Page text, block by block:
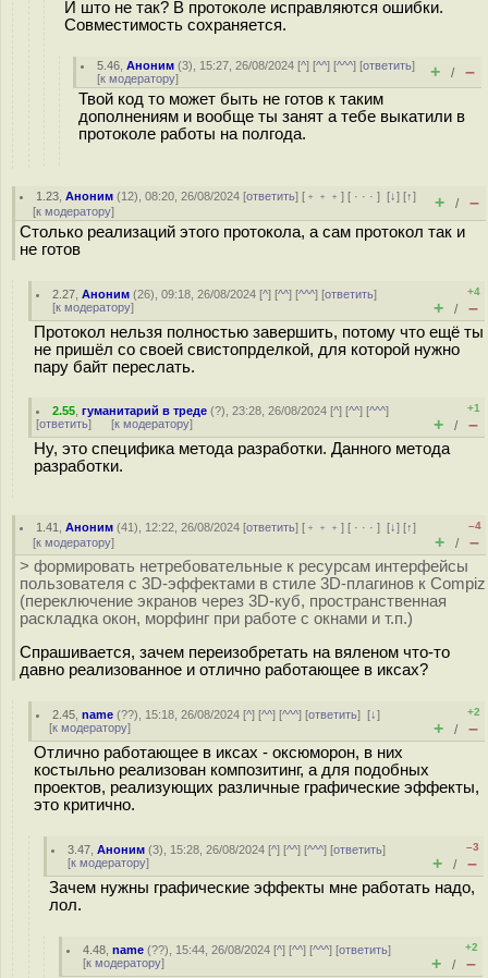
И што не так? В протоколе исправляются ошибки.
Совместимость сохраняется.
5.46 ,Аноним (3), 15:27, 26/08/2024 [^] [^^] [^^^] [ответить]
[к модератору] + / –
Твой код то может быть не готов к таким
дополнениям и вообще ты занят а тебе выкатили в
протоколе работы на полгода.
1.23 ,Аноним (12), 08:20, 26/08/2024 [ответить] [ ﹢﹢﹢] [ · · ·][↓] [↑]
[к модератору] + / –
Столько реализаций этого протокола, а сам протокол так и
не готов
2.27 ,Аноним (26), 09:18, 26/08/2024 [^] [^^] [^^^] [ответить]
[к модератору]
+4
+ / –
Протокол нельзя полностью завершить, потому что ещё ты
не пришёл со своей свистопрделкой, для которой нужно
пару байт переслать.
2.55 ,гуманитарий в треде (?), 23:28, 26/08/2024 [^] [^^] [^^^]
[ответить] [к модератору]
+1
+ / –
Ну, это специфика метода разработки. Данного метода
разработки.
1.41 ,Аноним (41), 12:22, 26/08/2024 [ответить] [ ﹢﹢﹢] [ · · ·][↓] [↑]
[к модератору]
–4
+ / –
> формировать нетребовательные к ресурсам интерфейсы
пользователя c 3D-эффектами в стиле 3D-плагинов к Compiz
(переключение экранов через 3D-куб, пространственная
раскладка окон, морфинг при работе с окнами и т.п.)
Спрашивается, зачем переизобретать на вяленом что-то
давно реализованное и отлично работающее в иксах?
2.45 ,name (??), 15:18, 26/08/2024 [^] [^^] [^^^] [ответить][↓]
[к модератору]
+2
+ / –
Отлично работающее в иксах - оксюморон, в них
костыльно реализован композитинг, а для подобных
проектов, реализующих различные графические эффекты,
это критично.
3.47 ,Аноним (3), 15:28, 26/08/2024 [^] [^^] [^^^] [ответить]
[к модератору]
–3
+ / –
Зачем нужны графические эффекты мне работать надо,
лол.
4.48 ,name (??), 15:44, 26/08/2024 [^] [^^] [^^^] [ответить]
[к модератору]
+2
+ / –